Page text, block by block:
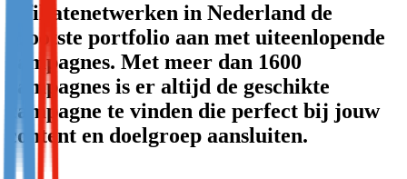
Not already our Publisher?
affiliatenetwerken in Nederland de
grootste portfolio aan met uiteenlopende
campagnes. Met meer dan 1600
campagnes is er altijd de geschikte
campagne te vinden die perfect bij jouw
content en doelgroep aansluiten.